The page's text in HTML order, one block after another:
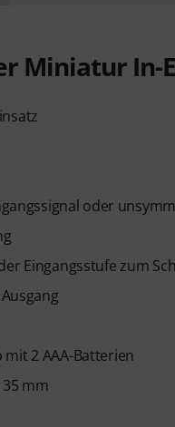
Miniatur In-
oder
Eingangsstufe zum
2 AAA-Batterien
mm